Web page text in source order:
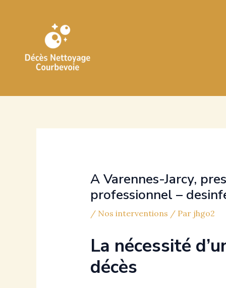
A Varennes-Jarcy,
professionnel –
/ Nos interventions / Par jhgo2
La nécessité
décès